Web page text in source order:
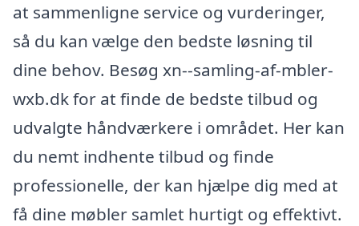
at sammenligne service og vurderinger,
så du kan vælge den bedste løsning til
dine behov. Besøg xn--samling-af-mbler-
wxb.dk for at finde de bedste tilbud og
udvalgte håndværkere i området. Her kan
du nemt indhente tilbud og finde
professionelle, der kan hjælpe dig med at
få dine møbler samlet hurtigt og effektivt.